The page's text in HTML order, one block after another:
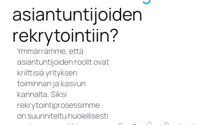
asiantuntijoiden
rekrytointiin?
Ymmärrämme, että
asiantuntijoiden roolit ovat
kriittisiä yrityksen
toiminnan ja kasvun
kannalta. Siksi
rekrytointiprosessimme
on suunniteltu huolellisesti